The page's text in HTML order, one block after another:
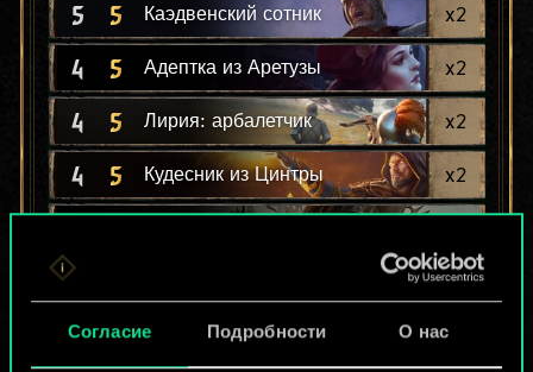
Согласие Подробности О нас
5 5 Каэдвенский сотник x2
4 5 Адептка из Аретузы x2
4 5 Лирия: арбалетчик x2
4 5 Кудесник из Цинтры x2
3 x2
4 4 Стража Радовида